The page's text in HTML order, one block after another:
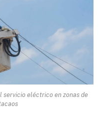
servicio eléctrico en zonas de